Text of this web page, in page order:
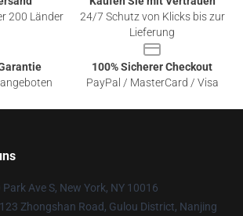
200 Länder
24/7 Schutz von Klicks bis zur
Lieferung
100% Sicherer Checkout
PayPal / MasterCard / Visa
Park Ave S, New York, NY 10016
Zhongshan Road, Gulou District, Nanjing